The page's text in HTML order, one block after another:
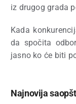
iz drugog grada
Kada
da spočita
jasno ko će biti
Najnovija